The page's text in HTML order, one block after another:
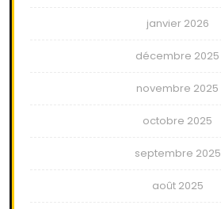
janvier 2026
décembre 2025
novembre 2025
octobre 2025
septembre 2025
août 2025